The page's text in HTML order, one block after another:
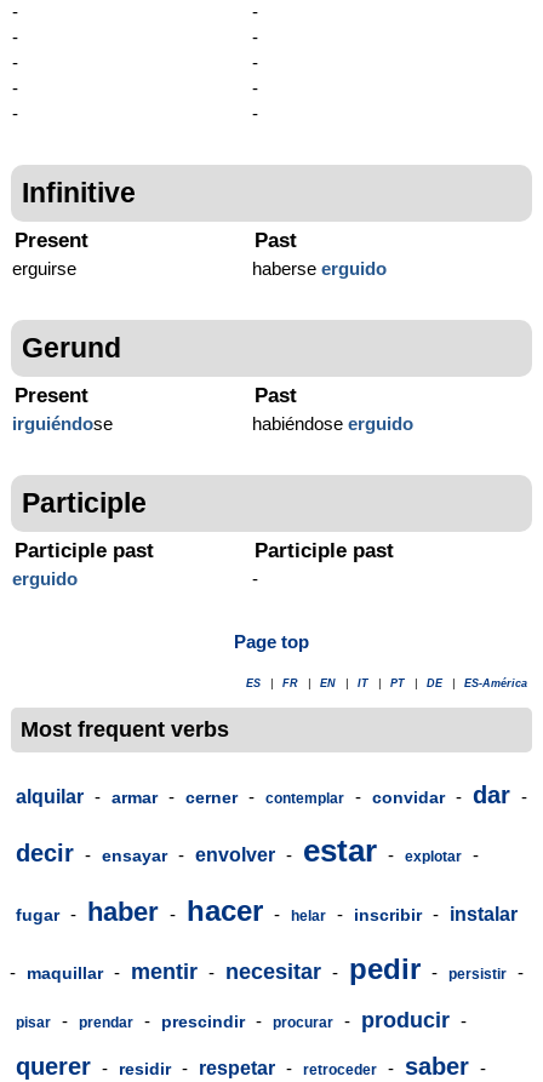
-
-
-
-
-
-
-
-
-
-
Infinitive
Present
erguirse
Past
haberseerguido
Gerund
Present
irguiéndose
Past
habiéndoseerguido
Participle
Participle past
erguido
Participle past
-
Page top
ES FR EN IT PT DE ES-América
Most frequent verbs
alquilar - armar - cerner - contemplar - convidar - dar -
decir - ensayar - envolver - estar - explotar -
fugar - haber - hacer - helar - inscribir - instalar
- maquillar - mentir - necesitar - pedir - persistir -
pisar - prendar - prescindir - procurar - producir -
querer - residir - respetar - retroceder - saber -